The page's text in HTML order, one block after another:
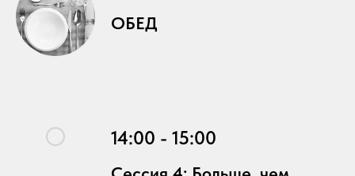
ОБЕД
14:00 - 15:00